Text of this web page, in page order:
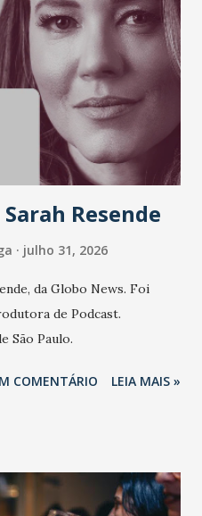
conversas sobre marca,
um momento em que todo
de verdade. O NM2B
quem constrói com
fica ainda mais claro.
sustenta a confiança entre
Tamires So...
Resende
julho 31, 2026
da Globo News. Foi
de Podcast.
São Paulo.
COMENTÁRIO LEIA MAIS »